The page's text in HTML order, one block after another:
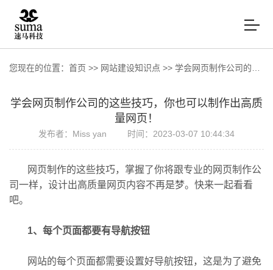
您现在的位置： 首页 >> 网站建设知识点 >> 学会网页制作公司的这些技巧，你也可以制作出高质量网页！
学会网页制作公司的这些技巧，你也可以制作出高质
量网页！
发布者：Miss yan 时间：2023-03-07 10:44:34
网页制作的这些技巧，掌握了你将跟专业的网页制作公
司一样，设计出高质量网页内容不再是梦。快来一起看看
吧。
1、每个页面都要有导航按钮
网站的每个页面都需要设置好导航按钮，这是为了避免